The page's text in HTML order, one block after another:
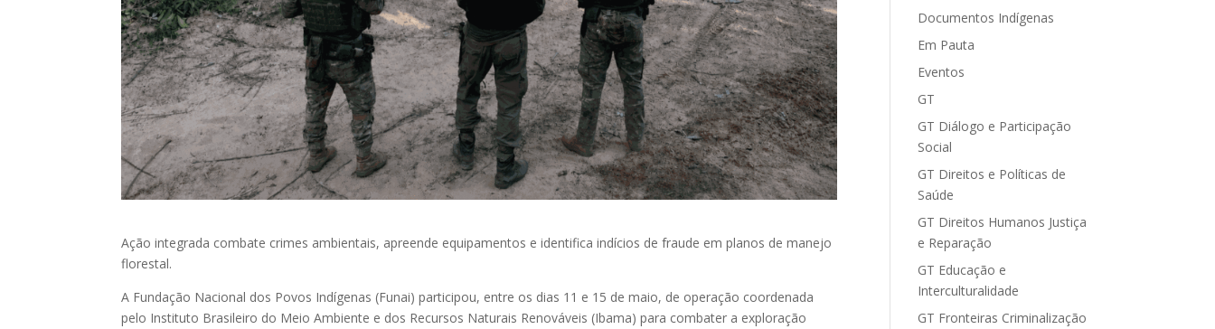
Ação integrada combate crimes ambientais, apreende equipamentos e identifica indícios de fraude em planos de manejo
florestal.
A Fundação Nacional dos Povos Indígenas (Funai) participou, entre os dias 11 e 15 de maio, de operação coordenada
pelo Instituto Brasileiro do Meio Ambiente e dos Recursos Naturais Renováveis (Ibama) para combater a exploração
Documentos Indígenas
Em Pauta
Eventos
GT
GT Diálogo e Participação
Social
GT Direitos e Políticas de
Saúde
GT Direitos Humanos Justiça
e Reparação
GT Educação e
Interculturalidade
GT Fronteiras Criminalização